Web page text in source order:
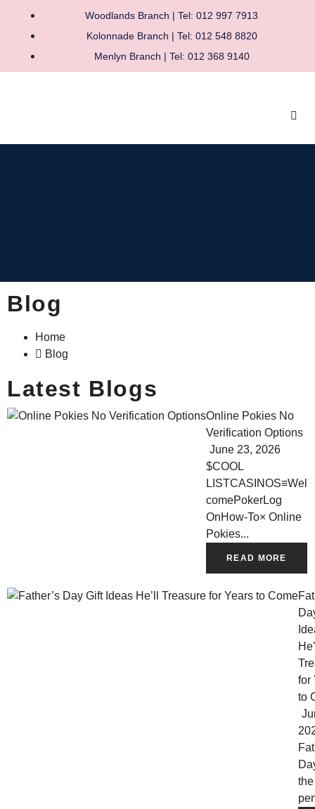
Woodlands Branch | Tel: 012 997 7913
Kolonnade Branch | Tel: 012 548 8820
Menlyn Branch | Tel: 012 368 9140
Blog
Home
Blog
Latest Blogs
Online Pokies No
Verification Options
June 23, 2026
$COOL
LISTCASINOS≡Wel
comePokerLog
OnHow-To× Online
Pokies...
READ MORE
for
to
the